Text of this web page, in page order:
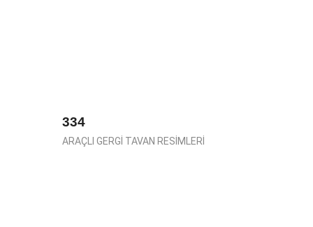
334
ARAÇLI GERGİ TAVAN RESİMLERİ